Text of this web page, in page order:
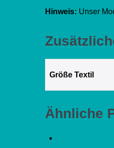
Hinweis: Unser
Größe Textil
Ähnliche